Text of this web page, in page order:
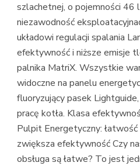
szlachetnej, o pojemności 46
niezawodność
układowi regulacji spalania
efektywność i niższe emisje
palnika MatriX. Wszystkie
widoczne na panelu
fluoryzujący pasek
pracę kotła. Klasa
Pulpit Energetyczny: łatwość
zwiększa efektywność Czy
obsługa są łatwe? To jest